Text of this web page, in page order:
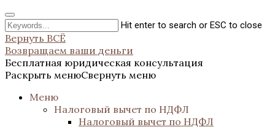
Hit enter to search or ESC to close
Вернуть ВСЁ
Возвращаем ваши деньги
Бесплатная юридическая консультация
Раскрыть менюСвернуть меню
Меню
Налоговый вычет по НДФЛ
Налоговый вычет по НДФЛ